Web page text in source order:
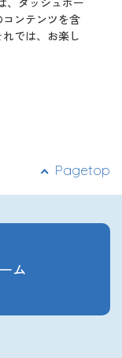
ンテンツを含
では、お楽し
ム
Pagetop